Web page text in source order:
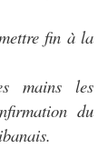
fin à la
mains les
du